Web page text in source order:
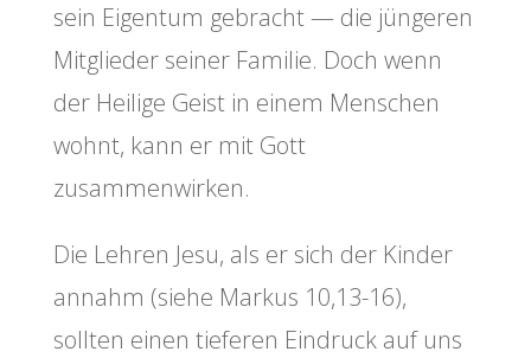
sein Eigentum gebracht — die jüngeren
Mitglieder seiner Familie. Doch wenn
der Heilige Geist in einem Menschen
wohnt, kann er mit Gott
zusammenwirken.
Die Lehren Jesu, als er sich der Kinder
annahm (siehe Markus 10,13-16),
sollten einen tieferen Eindruck auf uns